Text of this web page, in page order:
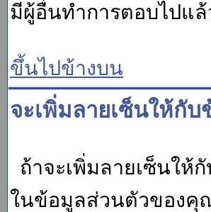
มีผู้อื่นทำการตอบไปแล้
ขึ้นไปข้างบน
จะเพิ่มลายเซ็นให้กั
ถ้าจะเพิ่มลายเซ็นใ
ในข้อมูลส่วนตัวของคุ